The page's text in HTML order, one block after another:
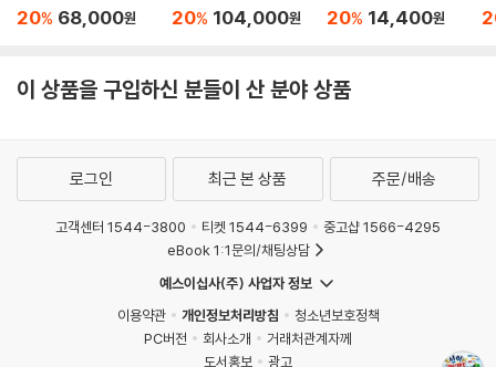
임 / 보드게임
20% 68,000원 20% 104,000원 20% 14,400원
이 상품을 구입하신 분들이 산 분야 상품
로그인 최근 본 상품 주문/배송
고객센터 1544-3800 티켓 1544-6399
중고샵 1566-4295
eBook 1:1문의/채팅상담
예스이십사(주) 사업자 정보
이용약관
개인정보처리방침
청소년보호정책
PC버전
회사소개
거래처관계자께
도서홍보
광고